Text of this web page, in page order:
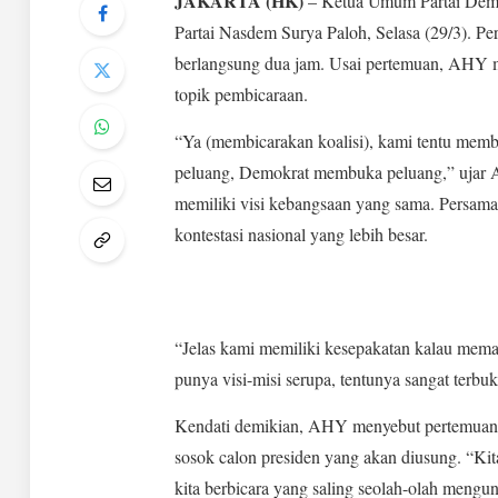
Partai Nasdem Surya Paloh, Selasa (29/3).
berlangsung dua jam. Usai pertemuan, AHY
topik pembicaraan.
“Ya (membicarakan koalisi), kami tentu
peluang, Demokrat membuka peluang,”
memiliki visi kebangsaan yang sama.
kontestasi nasional yang lebih besar.
“Jelas kami memiliki kesepakatan kalau
punya visi-misi serupa, tentunya sangat
Kendati demikian, AHY menyebut
sosok calon presiden yang akan diusung.
kita berbicara yang saling seolah-olah